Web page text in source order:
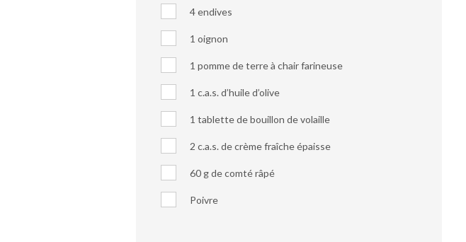
4 endives
1 oignon
1 pomme de terre à chair farineuse
1 c.a.s. d’huile d’olive
1 tablette de bouillon de volaille
2 c.a.s. de crème fraîche épaisse
60 g de comté râpé
Poivre